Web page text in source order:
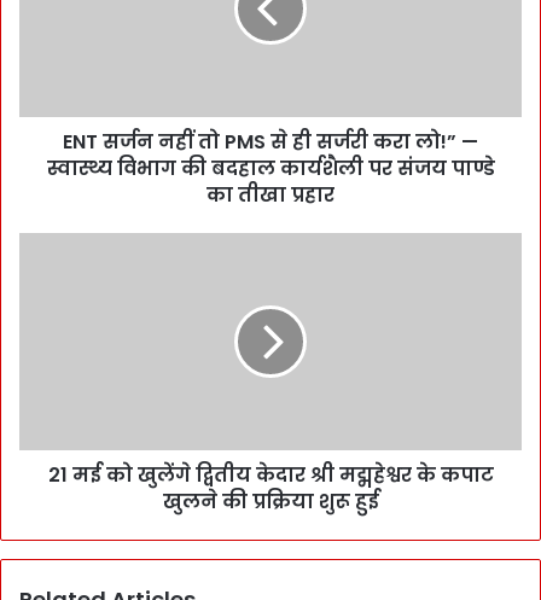
ENT सर्जन नहीं तो PMS से ही सर्जरी करा लो!” —
स्वास्थ्य विभाग की बदहाल कार्यशैली पर संजय पाण्डे
का तीखा प्रहार
21 मई को खुलेंगे द्वितीय केदार श्री मद्महेश्वर के कपाट
खुलने की प्रक्रिया शुरू हुई